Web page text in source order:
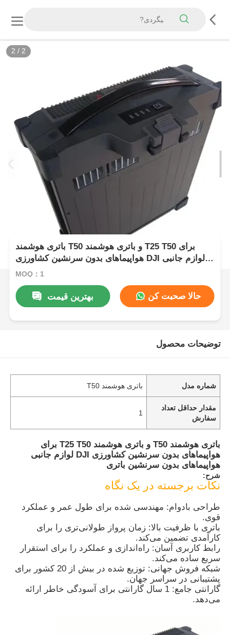
2 / 2
باتری هوشمند T50 و باتری هوشمند T25 T50 برای
هواپیماهای بدون سرنشین کشاورزی DJI لوازم جانبی
هواپیماهای بدون سرنشین باتری
MOQ：1
بهترین قیمت حالا صحبت کن
توضیحات محصول
شماره مدل باتری هوشمند T50
مقدار حداقل تعداد
سفارش
1
باتری هوشمند T50 و باتری هوشمند T25 T50 برای
هواپیماهای بدون سرنشین کشاورزی DJI لوازم جانبی
هواپیماهای بدون سرنشین باتری
شرح:
نکات برجسته در یک نگاه
طراحی بادوام: مهندسی شده برای طول عمر و عملکرد
قوی.
باتری با ظرفیت بالا: زمان پرواز طولانی‌تری را برای
کارآمدی تضمین می‌کند.
رابط کاربری آسان: راه‌اندازی و عملکرد را برای استقرار
سریع ساده می‌کند.
شبکه فروش جهانی: توزیع شده در بیش از 20 کشور برای
پشتیبانی در سراسر جهان.
گارانتی جامع: 1 سال گارانتی برای آسودگی خاطر ارائه
می‌دهد.